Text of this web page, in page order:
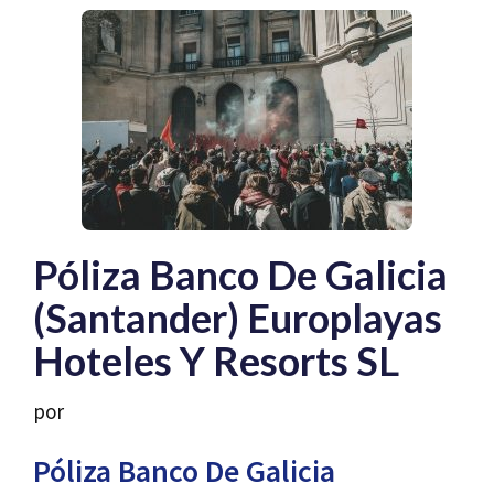
Póliza Banco De Galicia
(Santander) Europlayas
Hoteles Y Resorts SL
por
Póliza Banco De Galicia